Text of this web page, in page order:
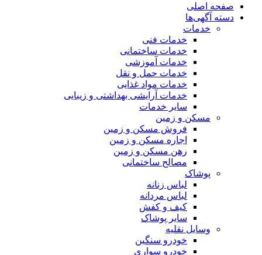
صفحه اصلی
دسته آگهی‌ها
خدمات
خدمات فنی
خدمات ساختمانی
خدمات آموزشی
خدمات حمل و نقل
خدمات مواد غذایی
خدمات آرایشی بهداشتی و زیبایی
سایر خدمات
مسکن و زمین
فروش مسکن و زمین
اجاره مسکن و زمین
رهن مسکن و زمین
مصالح ساختمانی
پوشاک
لباس زنانه
لباس مردانه
کیف و کفش
سایر پوشاک
وسایل نقلیه
خودرو سنگین
خودرو سواری